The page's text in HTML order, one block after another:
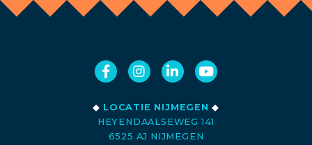
◆ LOCATIE NIJMEGEN ◆
HEYENDAALSEWEG 141
6525 AJ NIJMEGEN